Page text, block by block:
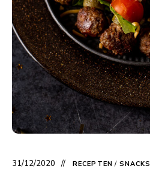
31/12/2020 RECEPTEN / SNACKS